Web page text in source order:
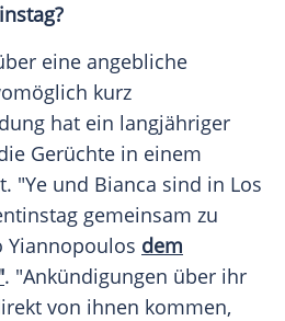
eine angebliche
kurz
hat ein langjähriger
Gerüchte in einem
"Ye und Bianca sind in Los
gemeinsam zu
Yiannopoulos dem
. "Ankündigungen über ihr
von ihnen kommen,